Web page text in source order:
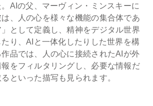
AIの父、マーヴィン・ミンスキーに
、人の心を様々な機能の集合体であ
として定義し、精神をデジタル世界
り、AIと一体化したりした世界を構
品では、人の心に接続されたAIが外
をフィルタリングし、必要な情報だ
といった描写も見られます。